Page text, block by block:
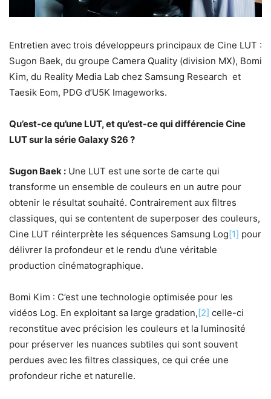
Entretien avec trois développeurs principaux de Cine LUT :
Sugon Baek, du groupe Camera Quality (division MX), Bomi
Kim, du Reality Media Lab chez Samsung Research et
Taesik Eom, PDG d’U5K Imageworks.
Qu’est-ce qu’une LUT, et qu’est-ce qui différencie Cine
LUT sur la série Galaxy S26 ?
Sugon Baek : Une LUT est une sorte de carte qui
transforme un ensemble de couleurs en un autre pour
obtenir le résultat souhaité. Contrairement aux filtres
classiques, qui se contentent de superposer des couleurs,
Cine LUT réinterprète les séquences Samsung Log[1] pour
délivrer la profondeur et le rendu d’une véritable
production cinématographique.
Bomi Kim : C’est une technologie optimisée pour les
vidéos Log. En exploitant sa large gradation,[2] celle-ci
reconstitue avec précision les couleurs et la luminosité
pour préserver les nuances subtiles qui sont souvent
perdues avec les filtres classiques, ce qui crée une
profondeur riche et naturelle.